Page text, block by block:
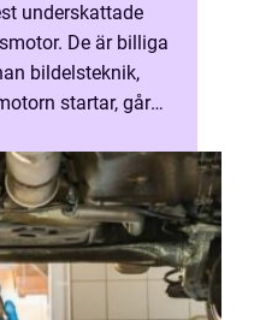
underskattade
De är billiga
bildelsteknik,
startar, går